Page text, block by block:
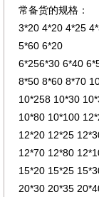
常备货的规格：
3*20 4*20 4*25
5*60 6*20
6*256*30 6*40
8*50 8*60 8*70
10*258 10*30
10*80 10*100
12*20 12*25
12*70 12*80
15*20 15*25
20*30 20*35